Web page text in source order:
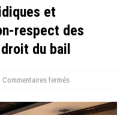
et
respect des
du bail
Commentaires fermés